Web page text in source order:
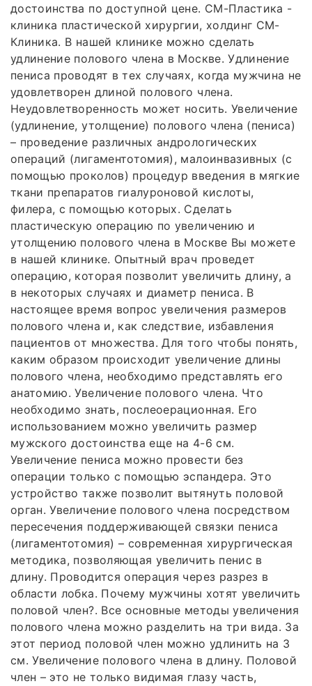
достоинства по доступной цене. СМ-Пластика -
клиника пластической хирургии, холдинг СМ-
Клиника. В нашей клинике можно сделать
удлинение полового члена в Москве. Удлинение
пениса проводят в тех случаях, когда мужчина не
удовлетворен длиной полового члена.
Неудовлетворенность может носить. Увеличение
(удлинение, утолщение) полового члена (пениса)
– проведение различных андрологических
операций (лигаментотомия), малоинвазивных (с
помощью проколов) процедур введения в мягкие
ткани препаратов гиалуроновой кислоты,
филера, с помощью которых. Сделать
пластическую операцию по увеличению и
утолщению полового члена в Москве Вы можете
в нашей клинике. Опытный врач проведет
операцию, которая позволит увеличить длину, а
в некоторых случаях и диаметр пениса. В
настоящее время вопрос увеличения размеров
полового члена и, как следствие, избавления
пациентов от множества. Для того чтобы понять,
каким образом происходит увеличение длины
полового члена, необходимо представлять его
анатомию. Увеличение полового члена. Что
необходимо знать, послеоерационная. Его
использованием можно увеличить размер
мужского достоинства еще на 4-6 см.
Увеличение пениса можно провести без
операции только с помощью эспандера. Это
устройство также позволит вытянуть половой
орган. Увеличение полового члена посредством
пересечения поддерживающей связки пениса
(лигаментотомия) – современная хирургическая
методика, позволяющая увеличить пенис в
длину. Проводится операция через разрез в
области лобка. Почему мужчины хотят увеличить
половой член?. Все основные методы увеличения
полового члена можно разделить на три вида. За
этот период половой член можно удлинить на 3
см. Увеличение полового члена в длину. Половой
член – это не только видимая глазу часть,